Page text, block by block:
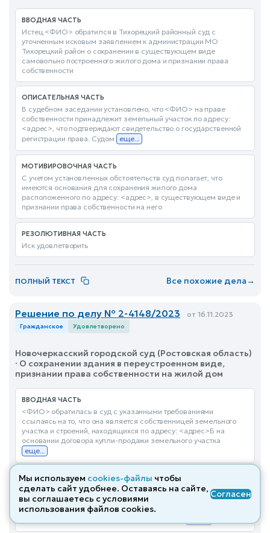
ВВОДНАЯ ЧАСТЬ
Истец <ФИО> обратился в Тихорецкий районный суд с
уточненным исковым заявлением к администрации МО
Тихорецкий район о сохранении в существующем виде
самовольно построенного жилого дома и признании права
собственности
ОПИСАТЕЛЬНАЯ ЧАСТЬ
В судебном заседании установлено, что <ФИО> на праве
собственности принадлежит земельный участок по адресу:
<адрес>, что подтверждают свидетельство о государственной
регистрации права. Судом
еще...
МОТИВИРОВОЧНАЯ ЧАСТЬ
С учетом установленных обстоятельств суд полагает, что
имеются основания для сохранения жилого дома
расположенного по адресу: <адрес>, в существующем виде и
признании права собственности на него
РЕЗОЛЮТИВНАЯ ЧАСТЬ
Иск удовлетворить
ПОЛНЫЙ ТЕКСТ Все похожие дела→
Решение по делу № 2-4148/2023 от 16.11.2023
Гражданское Удовлетворено
Новочеркасский городской суд (Ростовская область)
· О сохранении здания в переустроенном виде,
признании права собственности на жилой дом
ВВОДНАЯ ЧАСТЬ
<ФИО> обратилась в суд с указанными требованиями
ссылаясь на то, что она является собственницей земельного
участка и строений, находящихся по адресу: <адрес>Б на
основании договора купли-продажи земельного участка
еще...
ОПИСАТЕЛЬНАЯ ЧАСТЬ
Судом установлено, что <ФИО> является собственником
земельного участка и строений, находящихся по адресу:
<адрес> основании договора купли-продажи земельного
Мы используем cookies-файлы чтобы
сделать сайт удобнее. Оставаясь на сайте,
вы соглашаетесь с условиями
использования файлов cооkies.
Согласен